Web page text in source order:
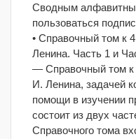
Сводным
пользоваться
• Справочный том к
Ленина. Часть 1 и
— Справочный том к
И. Ленина, задачей
помощи в изучении
состоит из двух
Справочного тома